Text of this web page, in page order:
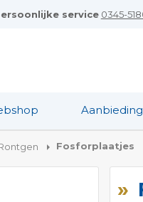
service 0345-
Fosforplaatjes